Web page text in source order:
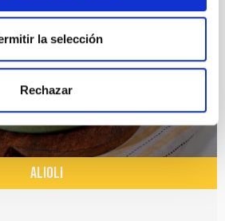
la selección
Rechazar
ALIOLI